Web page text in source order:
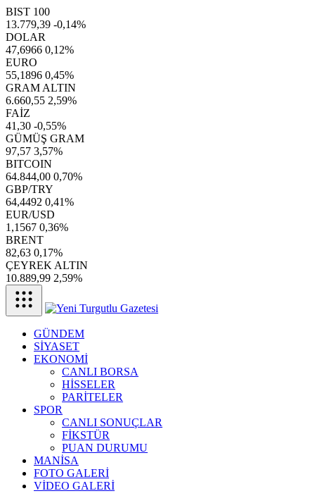
BIST 100
13.779,39 -0,14%
DOLAR
47,6966 0,12%
EURO
55,1896 0,45%
GRAM ALTIN
6.660,55 2,59%
FAİZ
41,30 -0,55%
GÜMÜŞ GRAM
97,57 3,57%
BITCOIN
64.844,00 0,70%
GBP/TRY
64,4492 0,41%
EUR/USD
1,1567 0,36%
BRENT
82,63 0,17%
ÇEYREK ALTIN
10.889,99 2,59%
GÜNDEM
SİYASET
EKONOMİ
CANLI BORSA
HİSSELER
PARİTELER
SPOR
CANLI SONUÇLAR
FİKSTÜR
PUAN DURUMU
MANİSA
FOTO GALERİ
VİDEO GALERİ